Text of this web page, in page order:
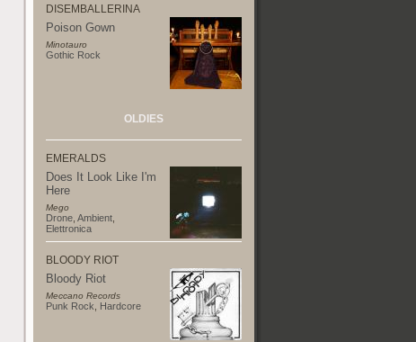
DISEMBALLERINA
Poison Gown
Minotauro
Gothic Rock
OLDIES
EMERALDS
Does It Look Like I'm
Here
Mego
Drone Ambient
Elettronica
BLOODY RIOT
Bloody Riot
Meccano Records
Punk Rock Hardcore